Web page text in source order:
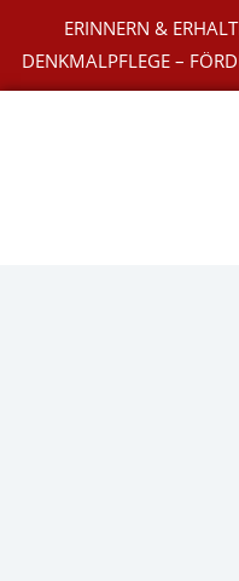
Inhalt
springen
ERINNERN &
DENKMALPFLEGE –